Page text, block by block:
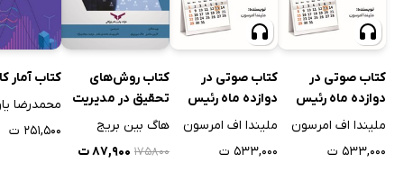
کتاب صوتی در
دوازده ماه رئیس
خود شوید
ملیندا اف امرسون
۵۳۳,۰۰۰ ت
کتاب صوتی در
دوازده ماه رئیس
خود شوید
ملیندا اف امرسون
۵۳۳,۰۰۰ ت
کتاب روش‌های
تحقیق در مدیریت
منابع انسانی
هاگ بین بریج
۱۷۵۸۰۰ ۸۷,۹۰۰ ت
کتاب آمار
محمدرضا
۲۵۱,۵۰۰ ت